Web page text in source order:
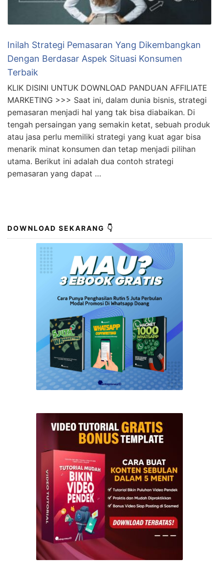
Inilah Strategi Pemasaran Yang Dikembangkan
Dengan Berdasar Aspek Situasi Konsumen
Terbaik
KLIK DISINI UNTUK DOWNLOAD PANDUAN AFFILIATE
MARKETING >>> Saat ini, dalam dunia bisnis, strategi
pemasaran menjadi hal yang tak bisa diabaikan. Di
tengah persaingan yang semakin ketat, sebuah produk
atau jasa perlu memiliki strategi yang kuat agar bisa
menarik minat konsumen dan tetap menjadi pilihan
utama. Berikut ini adalah dua contoh strategi
pemasaran yang dapat …
DOWNLOAD SEKARANG 👇